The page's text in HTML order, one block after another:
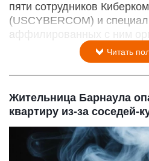
пяти сотрудников
(USCYBERCOM) и
аффилированных с ним
Читать
Жительница Барнаула
квартиру из-за соседей-